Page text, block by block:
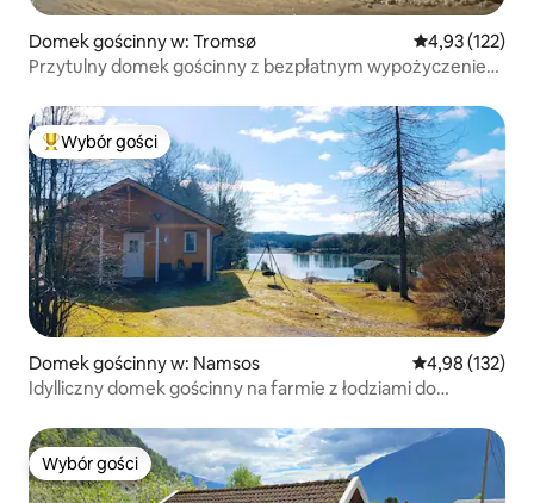
Domek gościnny w: Tromsø Średnia
4,93 (122)
Przytulny domek gościnny z bezpłatnym wypożyczeniem
Najpopularniejsze z kategorii Wybór gości
Wybór gości
Domek gościnny w: Namsos Średnia
4,98 (132)
Idylliczny domek gościnny na farmie z łodziami do
Wybór gości
Wybór gości